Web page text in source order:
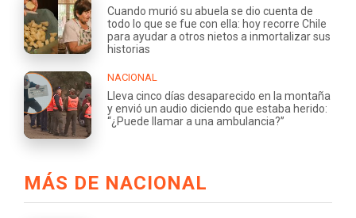
Cuando murió su abuela se dio cuenta de
todo lo que se fue con ella: hoy recorre Chile
para ayudar a otros nietos a inmortalizar sus
historias
NACIONAL
Lleva cinco días desaparecido en la montaña
y envió un audio diciendo que estaba herido:
“¿Puede llamar a una ambulancia?”
MÁS DE NACIONAL